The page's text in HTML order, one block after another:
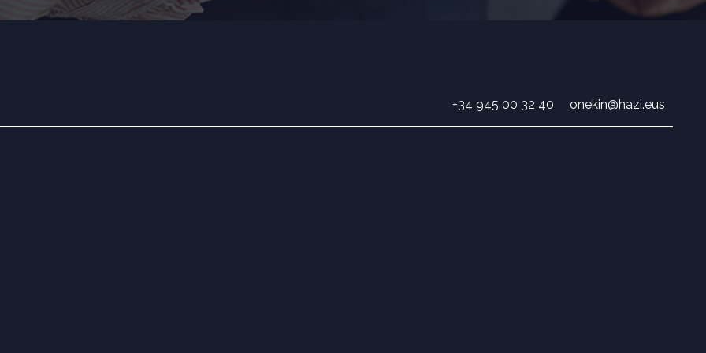
+34 945 00 32 40 onekin@hazi.eus